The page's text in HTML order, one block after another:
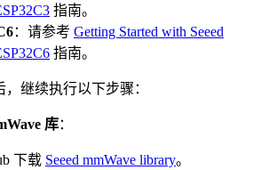
指南。
：请参考 Getting Started with Seeed
指南。
继续执行以下步骤：
库：
下载 Seeed mmWave library。